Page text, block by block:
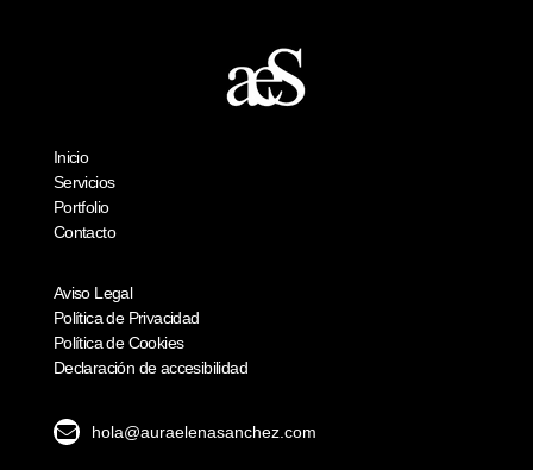
Inicio
Servicios
Portfolio
Contacto
Aviso Legal
Política de Privacidad
Política de Cookies
Declaración de accesibilidad
 hola@auraelenasanchez.com